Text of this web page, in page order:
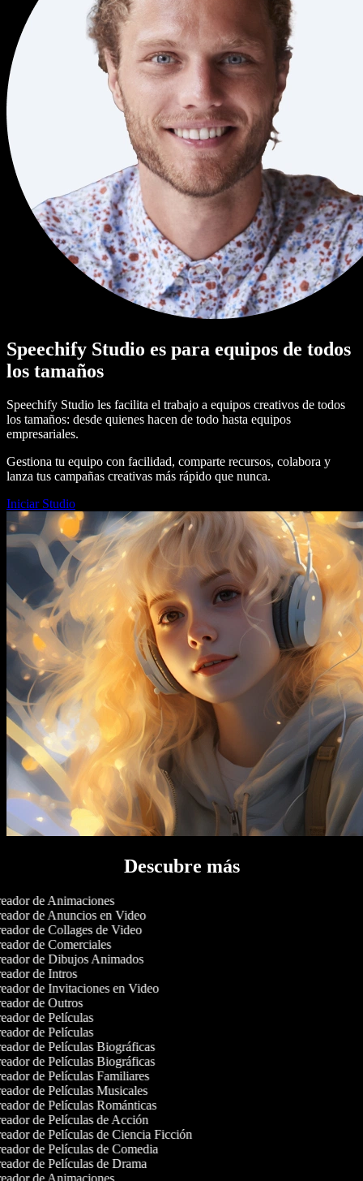
Speechify Studio es para equipos de todos
los tamaños
Speechify Studio les facilita el trabajo a equipos creativos de todos
los tamaños: desde quienes hacen de todo hasta equipos
empresariales.
Gestiona tu equipo con facilidad, comparte recursos, colabora y
lanza tus campañas creativas más rápido que nunca.
Iniciar Studio
Descubre más
de Animaciones
de Anuncios en Video
de Collages de Video
de Comerciales
de Dibujos Animados
de Intros
de Invitaciones en Video
de Outros
de Películas
de Películas
de Películas Biográficas
de Películas Biográficas
de Películas Familiares
de Películas Musicales
de Películas Románticas
de Películas de Acción
de Películas de Ciencia Ficción
de Películas de Comedia
de Películas de Drama